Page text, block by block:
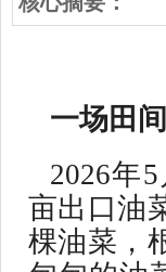
一场田
2026年
亩出口油
棵油菜，